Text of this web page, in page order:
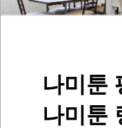
나미툰
나미툰